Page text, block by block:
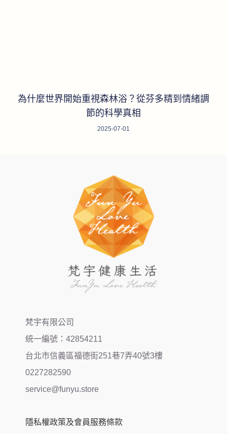
為什麼世界開始重視森林浴？從芬多精到情緒調
節的科學真相
2025-07-01
梵宇有限公司
統一編號：42854211
台北市信義區福德街251巷7弄40號3樓
0227282590
service@funyu.store
隱私權政策及會員服務條款